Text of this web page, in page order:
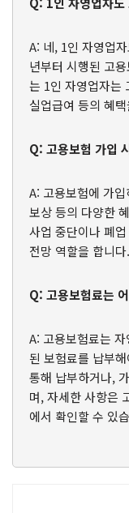
A: 네, 1인 자영업
년부터 시행된 고
는 1인 자영업자는
실업급여 등의 혜
Q: 고용보험 가입
A: 고용보험에 가
보상 등의 다양한
사업 중단이나 폐
전망 역할을 합니다.
Q: 고용보험료는
A: 고용보험료는
된 보험료를 납부
통해 납부하거나,
며, 자세한 사항은
에서 확인할 수 있